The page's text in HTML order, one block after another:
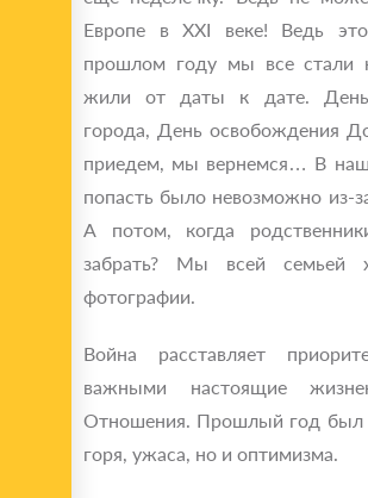
Европе в XXI веке! Ведь
прошлом году мы все стали
жили от даты к дате.
города, День освобождения
приедем, мы вернемся… В
попасть было невозможно из-
А потом, когда
забрать? Мы всей семьей
фотографии.
Война расставляет
важными настоящие
Отношения. Прошлый год был
горя, ужаса, но и оптимизма.